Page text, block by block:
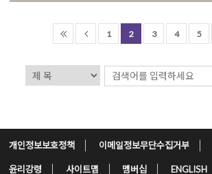
1 2 3 4 5
개인정보보호정책 이메일정보무단수집거부
윤리강령 사이트맵 멤버십 ENGLISH